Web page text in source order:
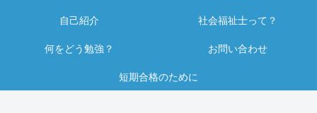
自己紹介
社会福祉士って？
何をどう勉強？
お問い合わせ
短期合格のために